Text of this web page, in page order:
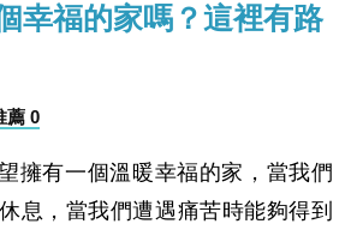
幸福的家嗎？這裡有路
薦 0
擁有一個溫暖幸福的家，當我們
息，當我們遭遇痛苦時能夠得到